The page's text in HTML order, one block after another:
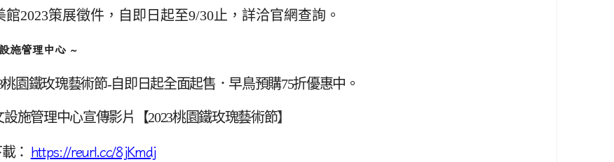
館2023策展徵件，自即日起至9/30止，詳洽官網查詢。
施管理中心 ~
桃園鐵玫瑰藝術節-自即日起全面起售．早鳥預購75折優惠中。
設施管理中心宣傳影片【2023桃園鐵玫瑰藝術節】
： https://reurl.cc/8jKmdj